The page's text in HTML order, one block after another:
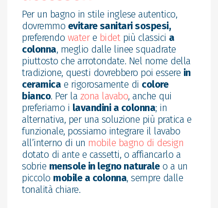
Per un bagno in stile inglese autentico,
dovremmo evitare sanitari sospesi,
preferendo watere bidetpiù classici a
colonna, meglio dalle linee squadrate
piuttosto che arrotondate. Nel nome della
tradizione, questi dovrebbero poi essere in
ceramica e rigorosamente di colore
bianco. Per la zona lavabo, anche qui
preferiamo i lavandini a colonna; in
alternativa, per una soluzione più pratica e
funzionale, possiamo integrare il lavabo
all’interno di un mobile bagno di design
dotato di ante e cassetti, o affiancarlo a
sobrie mensole in legno naturaleo a un
piccolo mobile a colonna, sempre dalle
tonalità chiare.